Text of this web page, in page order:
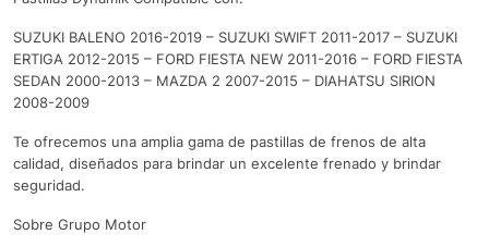
SUZUKI BALENO 2016-2019 – SUZUKI SWIFT 2011-2017 – SUZUKI
ERTIGA 2012-2015 – FORD FIESTA NEW 2011-2016 – FORD FIESTA
SEDAN 2000-2013 – MAZDA 2 2007-2015 – DIAHATSU SIRION
2008-2009
Te ofrecemos una amplia gama de pastillas de frenos de alta
calidad, diseñados para brindar un excelente frenado y brindar
seguridad.
Sobre Grupo Motor